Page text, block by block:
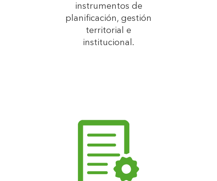
instrumentos de
planificación, gestión
territorial e
institucional.